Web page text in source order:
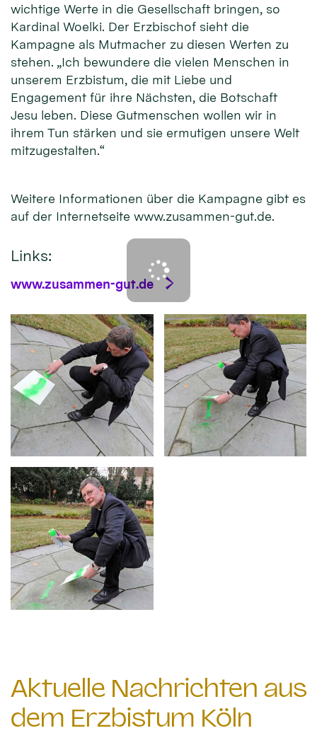
wichtige Werte in die Gesellschaft bringen, so
Kardinal Woelki. Der Erzbischof sieht die
Kampagne als Mutmacher zu diesen Werten zu
stehen. „Ich bewundere die vielen Menschen in
unserem Erzbistum, die mit Liebe und
Engagement für ihre Nächsten, die Botschaft
Jesu leben. Diese Gutmenschen wollen wir in
ihrem Tun stärken und sie ermutigen unsere Welt
mitzugestalten.“
Weitere Informationen über die Kampagne gibt es
auf der Internetseite www.zusammen-gut.de.
Links:
www.zusammen-gut.de
Aktuelle Nachrichten aus
dem Erzbistum Köln